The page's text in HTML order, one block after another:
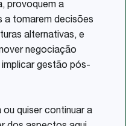
provoquem a
a tomarem decisões
alternativas, e
negociação
gestão pós-
quiser continuar a